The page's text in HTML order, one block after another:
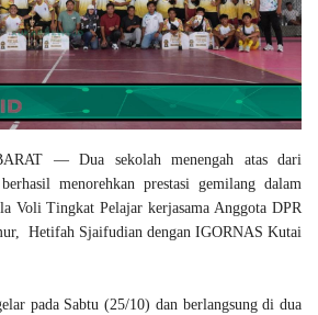
— Dua sekolah menengah atas dari
menorehkan prestasi gemilang dalam
Voli Tingkat Pelajar kerjasama Anggota DPR
Hetifah Sjaifudian dengan IGORNAS Kutai
pada Sabtu (25/10) dan berlangsung di dua